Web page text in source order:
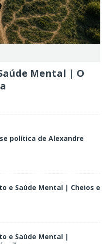
Mental | O
política de Alexandre
e Saúde Mental | Cheios e
e Saúde Mental |